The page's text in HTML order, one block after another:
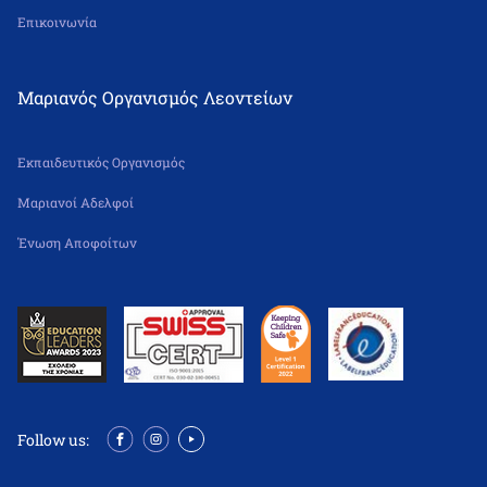
Επικοινωνία
Μαριανός Οργανισμός Λεοντείων
Εκπαιδευτικός Οργανισμός
Μαριανοί Αδελφοί
Ένωση Αποφοίτων
Follow us: